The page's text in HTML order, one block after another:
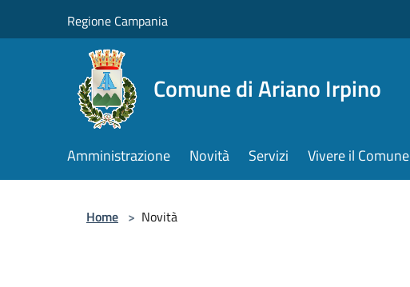
Regione Campania
Comune di Ariano Irpino
Amministrazione Novità Servizi Vivere il Comune
Home > Novità